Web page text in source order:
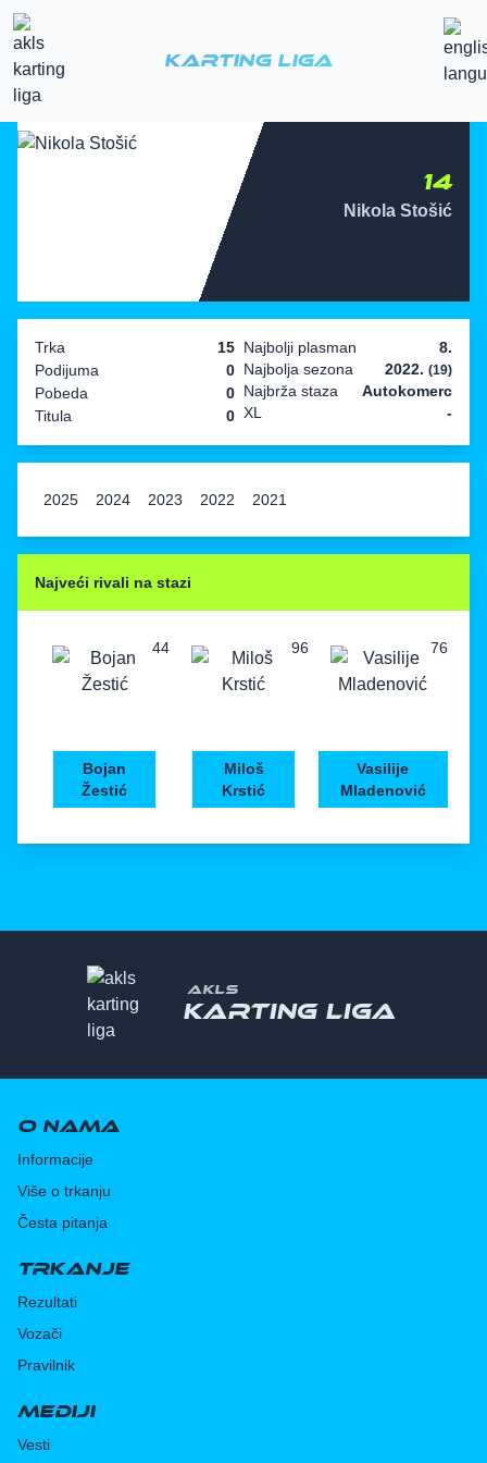
Karting Liga
14
Nikola Stošić
Trka
15
Podijuma
0
Pobeda
0
Titula
0
Najbolji plasman
8.
Najbolja sezona
2022. (19)
Najbrža staza
Autokomerc
XL
-
2025 2024 2023 2022 2021
Najveći rivali na stazi
44
Bojan
Žestić
96
Miloš
Krstić
76
Vasilije
Mladenović
AKLS
Karting liga
O nama
Informacije
Više o trkanju
Česta pitanja
Trkanje
Rezultati
Vozači
Pravilnik
Mediji
Vesti